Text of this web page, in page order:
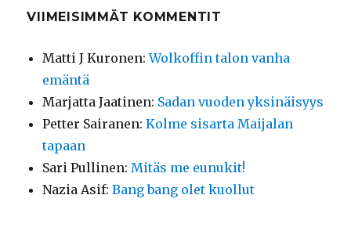
VIIMEISIMMÄT KOMMENTIT
Matti J Kuronen:Wolkoffin talon vanha
emäntä
Marjatta Jaatinen: Sadan vuoden yksinäisyys
Petter Sairanen:Kolme sisarta Maijalan
tapaan
Sari Pullinen: Mitäs me eunukit!
Nazia Asif:Bang bang olet kuollut